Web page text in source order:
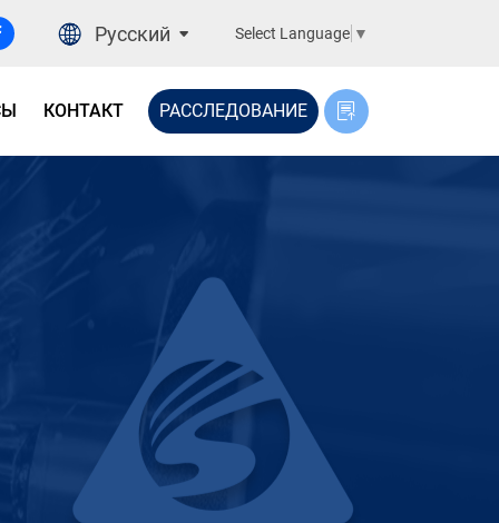
Русский Select Language ▼
КОНТАКТ РАССЛЕДОВАНИЕ